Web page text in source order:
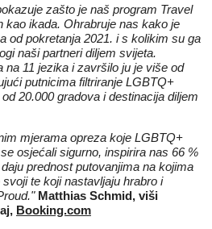
zašto je naš program Travel
kao ikada. Ohrabruje nas kako je
od pokretanja 2021. i s kolikim su ga
naši partneri diljem svijeta.
na 11 jezika i završilo ju je više od
putnicima filtriranje LGBTQ+
20.000 gradova i destinacija diljem
mjerama opreza koje LGBTQ+
osjećali sigurno, inspirira nas 66 %
prednost putovanjima na kojima
te koji nastavljaju hrabro i
Matthias Schmid, viši
Booking.com